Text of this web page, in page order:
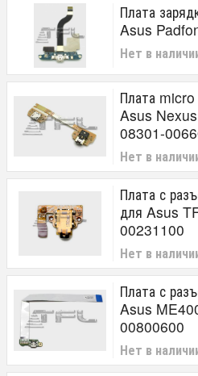
Плата
Asus
Нет в
Плата
Asus
08301-
Нет в
Плата с
для Asus
00231100
Нет в
Плата с
Asus
00800600
Нет в